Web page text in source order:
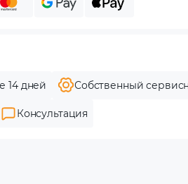
14 дней Собственный
Консультация